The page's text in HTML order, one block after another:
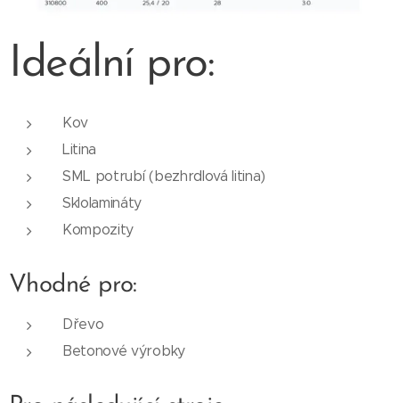
Ideální pro:
Kov
Litina
SML potrubí (bezhrdlová litina)
Sklolamináty
Kompozity
Vhodné pro:
Dřevo
Betonové výrobky